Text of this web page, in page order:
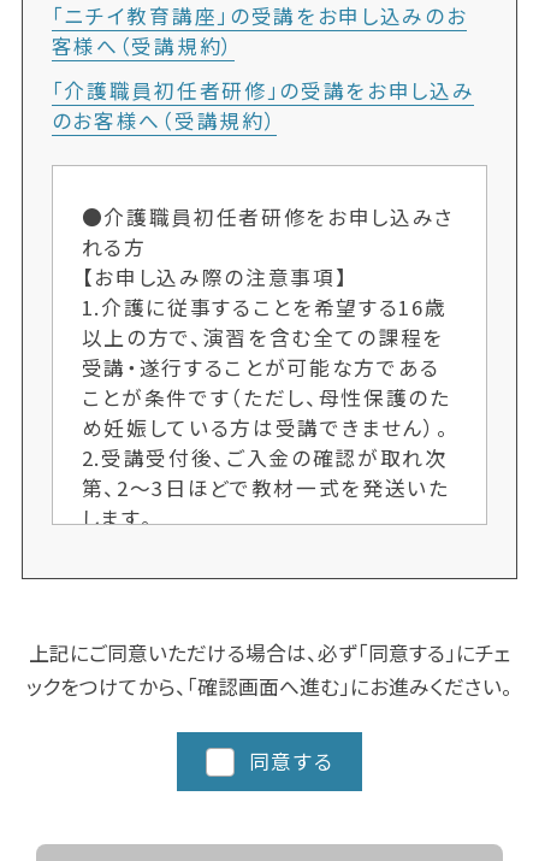
「ニチイ教育講座」の受講をお申し込みのお
客様へ（受講規約）
「介護職員初任者研修」の受講をお申し込み
のお客様へ（受講規約）
●介護職員初任者研修をお申し込みさ
れる方
【お申し込み際の注意事項】
1.介護に従事することを希望する16歳
以上の方で、演習を含む全ての課程を
受講・遂行することが可能な方である
ことが条件です（ただし、母性保護のた
め妊娠している方は受講できません）。
2.受講受付後、ご入金の確認が取れ次
第、2〜3日ほどで教材一式を発送いた
します。
数の場合、次回開講までお待ちいただ
はお早めにお願いします。又、人数によ
り開講しない場合もございます。ご了承
ください。
4.クラスにより日程や時間を変更する
場合がございますので、ご了承くださ
加カリキュラム、実習など時間数が異
上記にご同意いただける場合は、必ず「同意する」にチェ
ックをつけてから、「確認画面へ進む」にお進みください。
同意する